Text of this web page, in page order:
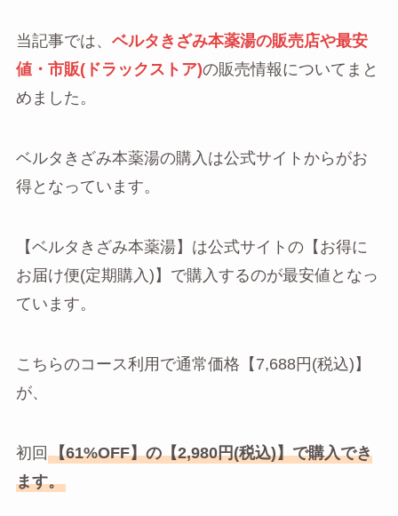
当記事では、 ベルタきざみ本薬湯の販売店や最安
値・市販(ドラックストア)の販売情報についてまと
めました。
ベルタきざみ本薬湯の購入は公式サイトからがお
得となっています。
【ベルタきざみ本薬湯】は公式サイトの【お得に
お届け便(定期購入)】で購入するのが最安値となっ
ています。
こちらのコース利用で通常価格【7,688円(税込)】
が、
初回 【61%OFF】の【2,980円(税込)】で購入でき
ます。